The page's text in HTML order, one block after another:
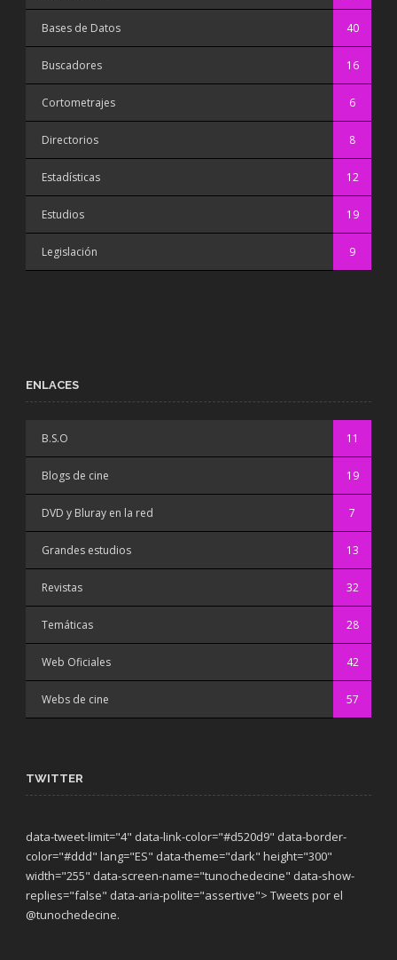
Bases de Datos 40
Buscadores 16
Cortometrajes 6
Directorios 8
Estadísticas 12
Estudios 19
Legislación 9
ENLACES
B.S.O 11
Blogs de cine 19
DVD y Bluray en la red 7
Grandes estudios 13
Revistas 32
Temáticas 28
Web Oficiales 42
Webs de cine 57
TWITTER
data-tweet-limit="4" data-link-color="#d520d9" data-border-
color="#ddd" lang="ES" data-theme="dark" height="300"
width="255" data-screen-name="tunochedecine" data-show-
replies="false" data-aria-polite="assertive"> Tweets por el
@tunochedecine.